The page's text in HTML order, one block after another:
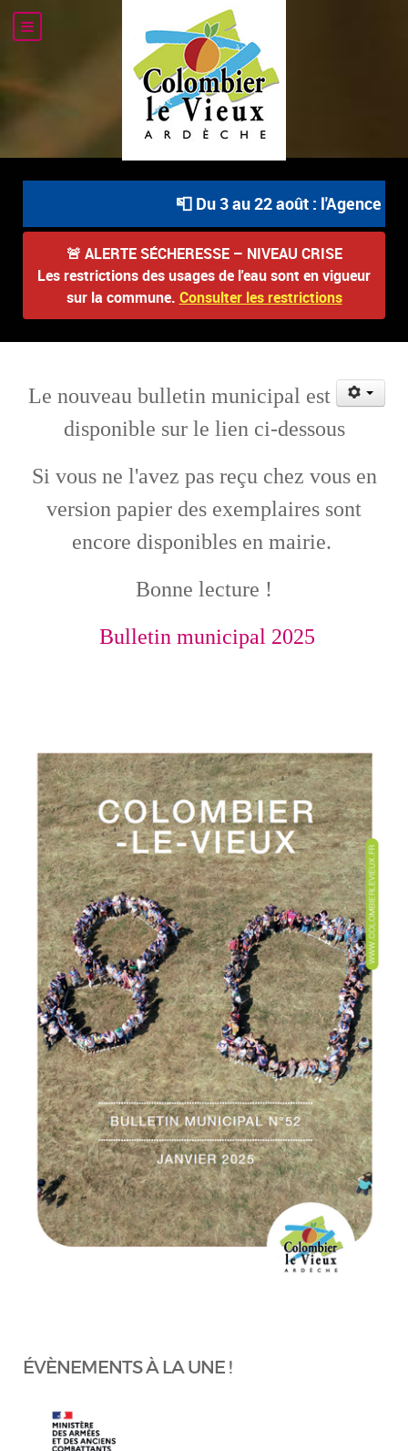
📮 Du 3 au 22 août : l'Agence
🚨 ALERTE SÉCHERESSE – NIVEAU CRISE
Les restrictions des usages de l'eau sont en vigueur
sur la commune. Consulter les restrictions
Le nouveau bulletin municipal est
disponible sur le lien ci-dessous
Si vous ne l'avez pas reçu chez vous en
version papier des exemplaires sont
encore disponibles en mairie.
Bonne lecture !
Bulletin municipal 2025
ÉVÈNEMENTS À LA UNE !